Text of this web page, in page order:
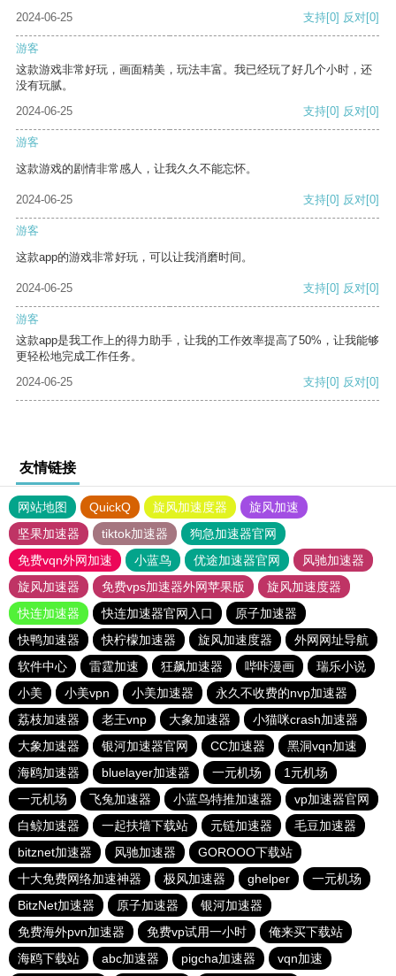
2024-06-25
支持[0] 反对[0]
游客
这款游戏非常好玩，画面精美，玩法丰富。我已经玩了好几个小时，还
没有玩腻。
2024-06-25
支持[0] 反对[0]
游客
这款游戏的剧情非常感人，让我久久不能忘怀。
2024-06-25 支持[0] 反对[0]
游客
这款app的游戏非常好玩，可以让我消磨时间。
2024-06-25 支持[0] 反对[0]
游客
这款app是我工作上的得力助手，让我的工作效率提高了50%，让我能够
更轻松地完成工作任务。
2024-06-25
支持[0] 反对[0]
友情链接
网站地图 QuickQ 旋风加速度器
旋风加速
坚果加速器
tiktok加速器
狗急加速器官网
免费vqn外网加速
小蓝鸟 优途加速器官网
风驰加速器
旋风加速器
免费vps加速器外网苹果版
旋风加速度器
快连加速器
快连加速器官网入口
原子加速器
快鸭加速器
快柠檬加速器 旋风加速度器
外网网址导航
软件中心
雷霆加速 狂飙加速器 哔咔漫画
瑞乐小说
小美
小美vpn 小美加速器
永久不收费的nvp加速器
荔枝加速器
老王vnp 大象加速器
小猫咪crash加速器
大象加速器
银河加速器官网 CC加速器
黑洞vqn加速
海鸥加速器
bluelayer加速器 一元机场
1元机场
一元机场
飞兔加速器 小蓝鸟特推加速器
vp加速器官网
白鲸加速器
一起扶墙下载站 元链加速器
毛豆加速器
bitznet加速器
风驰加速器
GOROOO下载站
十大免费网络加速神器
极风加速器 ghelper
一元机场
BitzNet加速器
原子加速器
银河加速器
免费海外pvn加速器
免费vp试用一小时
俺来买下载站
海鸥下载站
abc加速器 pigcha加速器 vqn加速